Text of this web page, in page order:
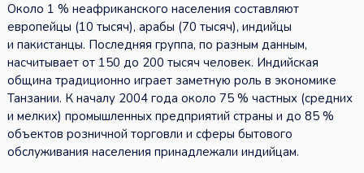
Около 1 % неафриканского населения составляют
европейцы (10 тысяч), арабы (70 тысяч), индийцы
и пакистанцы. Последняя группа, по разным данным,
насчитывает от 150 до 200 тысяч человек. Индийская
община традиционно играет заметную роль в экономике
Танзании. К началу 2004 года около 75 % частных (средних
и мелких) промышленных предприятий страны и до 85 %
объектов розничной торговли и сферы бытового
обслуживания населения принадлежали индийцам.